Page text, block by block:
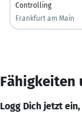
Controlling
Frankfurt am Main
Fähigkeiten
Logg Dich jetzt